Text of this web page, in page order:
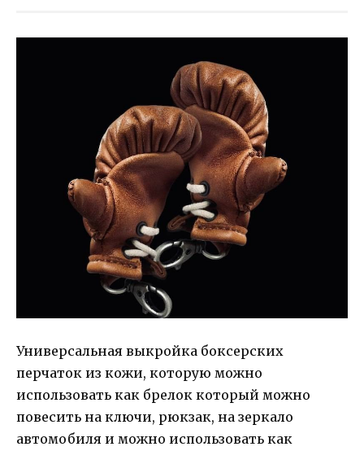
Универсальная выкройка боксерских
перчаток из кожи, которую можно
использовать как брелок который можно
повесить на ключи, рюкзак, на зеркало
автомобиля и можно использовать как